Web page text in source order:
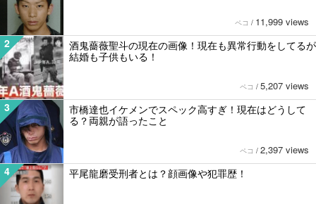
ペコ / 11,999 views
2
酒鬼薔薇聖斗の現在の画像！現在も異常行動をしてるが
結婚も子供もいる！
ペコ / 5,207 views
3
市橋達也イケメンでスペック高すぎ！現在はどうして
る？両親が語ったこと
ペコ / 2,397 views
4 平尾龍磨受刑者とは？顔画像や犯罪歴！